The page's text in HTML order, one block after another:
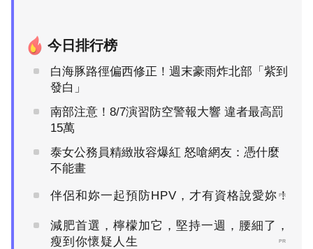
今日排行榜
白海豚路徑偏西修正！週末豪雨炸北部「紫到
發白」
南部注意！8/7演習防空警報大響 違者最高罰
15萬
泰女公務員精緻妝容爆紅 怒嗆網友：憑什麼
不能畫
伴侶和妳一起預防HPV，才有資格說愛妳！
PR
減肥首選，檸檬加它，堅持一週，腰細了，
瘦到你懷疑人生
PR